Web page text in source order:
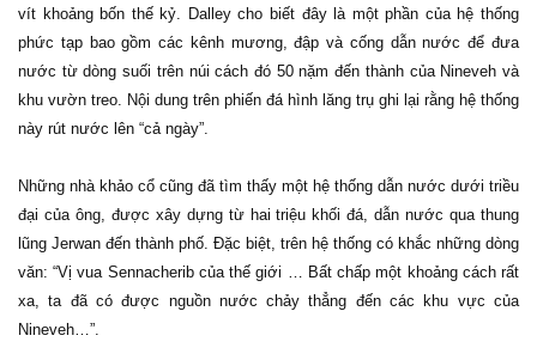
vít khoảng bốn thế kỷ. Dalley cho biết đây là một phần của hệ thống
phức tạp bao gồm các kênh mương, đập và cống dẫn nước để đưa
nước từ dòng suối trên núi cách đó 50 nặm đến thành của Nineveh và
khu vườn treo. Nội dung trên phiến đá hình lăng trụ ghi lại rằng hệ thống
này rút nước lên “cả ngày”.
Những nhà khảo cổ cũng đã tìm thấy một hệ thống dẫn nước dưới triều
đại của ông, được xây dựng từ hai triệu khối đá, dẫn nước qua thung
lũng Jerwan đến thành phố. Đặc biệt, trên hệ thống có khắc những dòng
văn: “Vị vua Sennacherib của thế giới … Bất chấp một khoảng cách rất
xa, ta đã có được nguồn nước chảy thẳng đến các khu vực của
Nineveh…”.